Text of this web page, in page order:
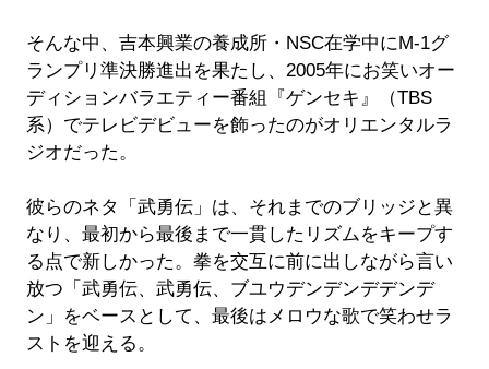
そんな中、吉本興業の養成所・NSC在学中にM-1グ
ランプリ準決勝進出を果たし、2005年にお笑いオー
ディションバラエティー番組『ゲンセキ』（TBS
系）でテレビデビューを飾ったのがオリエンタルラ
ジオだった。
彼らのネタ「武勇伝」は、それまでのブリッジと異
なり、最初から最後まで一貫したリズムをキープす
る点で新しかった。拳を交互に前に出しながら言い
放つ「武勇伝、武勇伝、ブユウデンデンデデンデ
ン」をベースとして、最後はメロウな歌で笑わせラ
ストを迎える。